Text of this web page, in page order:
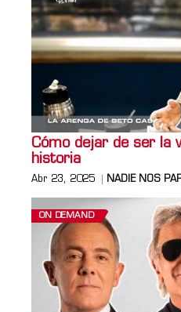
Cómo dejar de ser la
historia
Abr 23, 2025 NADIE NOS
ON DEMAND